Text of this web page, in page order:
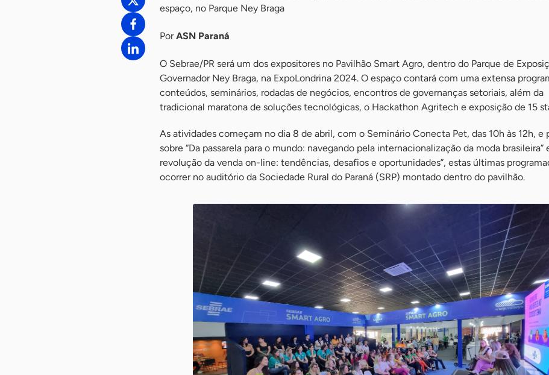
espaço, no Parque Ney Braga
PorASN Paraná
O Sebrae/PR será um dos expositores no Pavilhão Smart Agro, dentro do Parque de
Governador Ney Braga, na ExpoLondrina 2024. O espaço contará com uma extensa
conteúdos, seminários, rodadas de negócios, encontros de governanças setoriais, além da
tradicional maratona de soluções tecnológicas, o Hackathon Agritech e exposição de 15
As atividades começam no dia 8 de abril, com o Seminário Conecta Pet, das 10h às 12h, e
sobre “Da passarela para o mundo: navegando pela internacionalização da moda brasileira”
revolução da venda on-line: tendências, desafios e oportunidades”, estas últimas
ocorrer no auditório da Sociedade Rural do Paraná (SRP) montado dentro do pavilhão.